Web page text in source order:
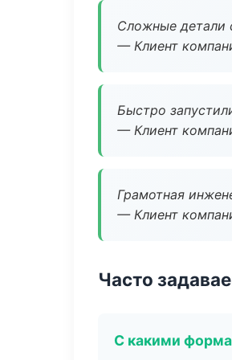
Сложные детали
— Клиент
Быстро
— Клиент
Грамотная
— Клиент
Часто
С какими